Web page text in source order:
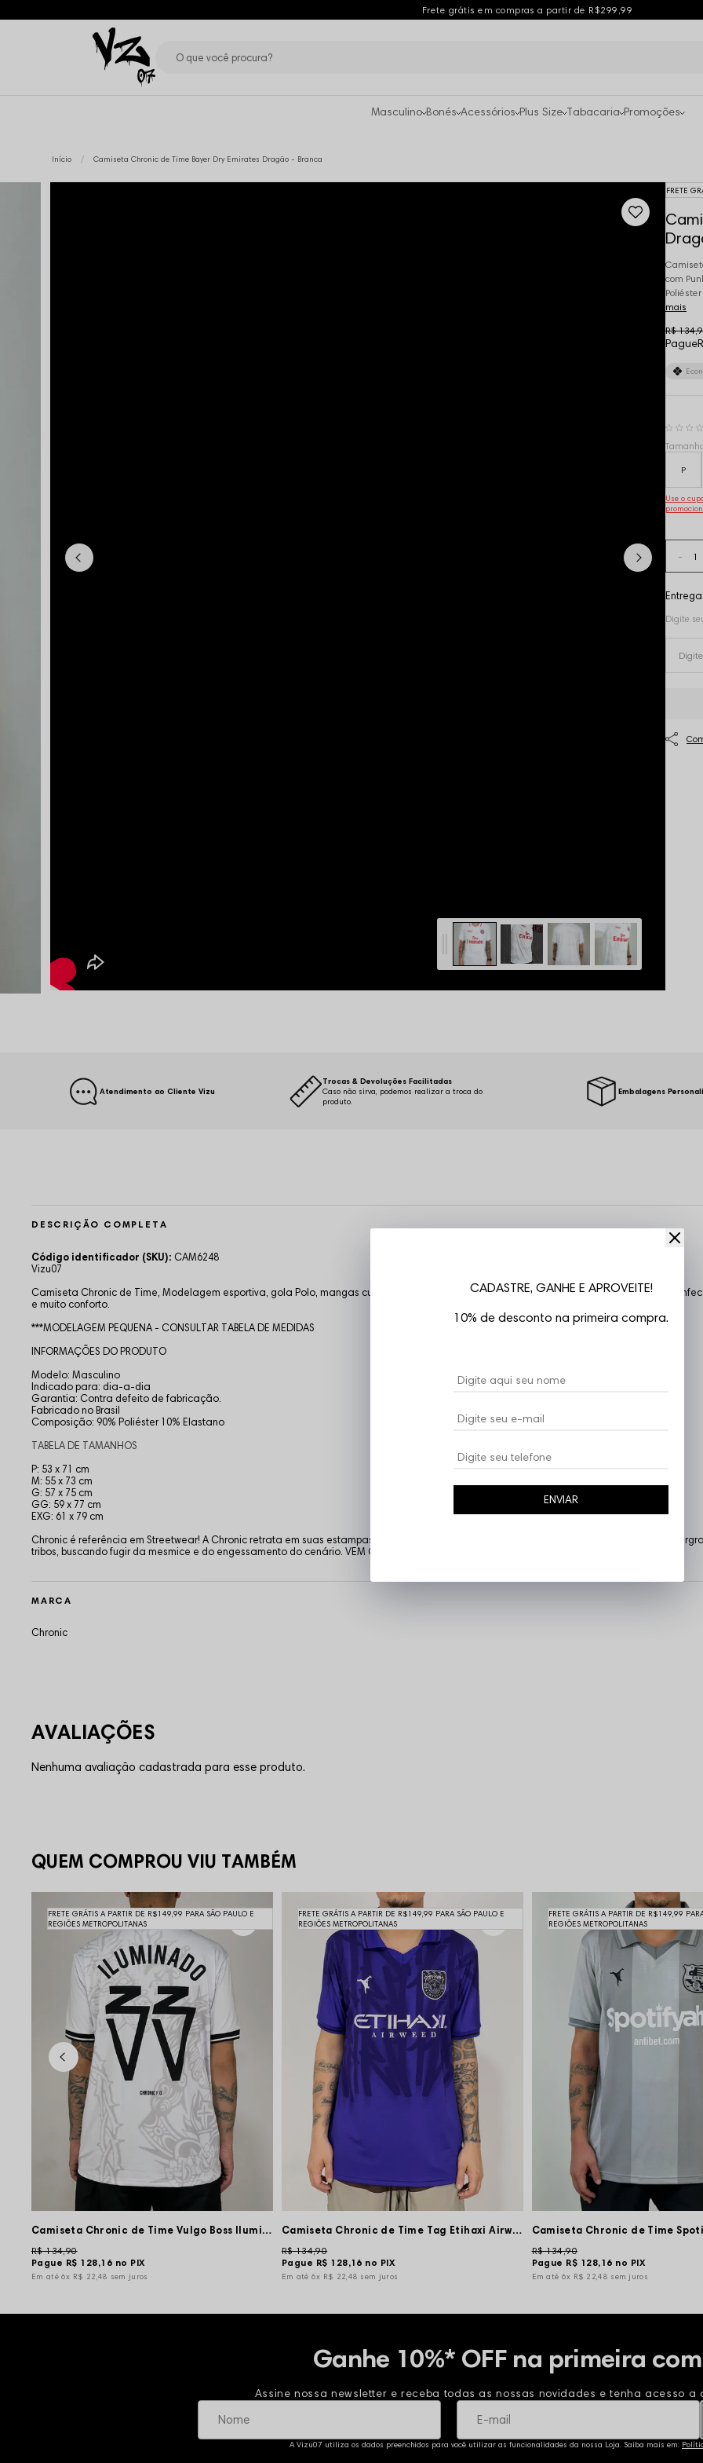
Frete grátis em compras a partir de R$299,99
Masculino Bonés Acessórios Plus Size Tabacaria Promoções
Início Camiseta Chronic de Time Bayer Dry Emirates Dragão - Branca
FRETE
com
mais
Pague
R$
P
Use o
Atendimento ao Cliente Vizu
Trocas & Devoluções Facilitadas
Caso não sirva, podemos realizar a troca do
produto.
Embalagens
DESCRIÇÃO COMPLETA
Código identificador (SKU): CAM6248
Vizu07
Camiseta Chronic de Time, Modelagem esportiva, gola Polo, mangas curtas com Punho, estampa em sublimação, costuras reforçadas,
e muito conforto.
***MODELAGEM PEQUENA - CONSULTAR TABELA DE MEDIDAS
INFORMAÇÕES DO PRODUTO
Modelo: Masculino
Indicado para: dia-a-dia
Garantia: Contra defeito de fabricação.
Fabricado no Brasil
Composição: 90% Poliéster 10% Elastano
TABELA DE TAMANHOS
P: 53 x 71 cm
M: 55 x 73 cm
G: 57 x 75 cm
GG: 59 x 77 cm
EXG: 61 x 79 cm
Chronic é referência em Streetwear! A Chronic retrata em suas estampas temas complexos que as demais tratam como tabu. Urbana,
tribos, buscando fugir da mesmice e do engessamento do cenário. VEM COM NOIZ!
MARCA
Chronic
Nenhuma avaliação cadastrada para esse produto.
QUEM COMPROU VIU TAMBÉM
FRETE GRÁTIS A PARTIR DE R$149,99 PARA SÃO PAULO E
REGIÕES METROPOLITANAS
Camiseta Chronic de Time Vulgo Boss Iluminado 33 - Branca
Pague R$ 128,16 no PIX
R$ 134,90
6x R$ 22,48 sem juros
FRETE GRÁTIS A PARTIR DE R$149,99 PARA SÃO PAULO E
REGIÕES METROPOLITANAS
Camiseta Chronic de Time Tag Etihaxi Airweed - Roxo
Pague R$ 128,16 no PIX
R$ 134,90
6x R$ 22,48 sem juros
FRETE GRÁTIS A PARTIR DE R$149,99
REGIÕES METROPOLITANAS
Pague R$ 128,16 no PIX
R$ 134,90
6x R$ 22,48 sem juros
Ganhe 10%* OFF na primeira
Assine nossa newsletter e receba todas as nossas novidades e tenha acesso a
A Vizu07 utiliza os dados preenchidos para você utilizar as funcionalidades da nossa Loja. Saiba mais em:
CADASTRE, GANHE E APROVEITE!
10% de desconto na primeira compra.
ENVIAR